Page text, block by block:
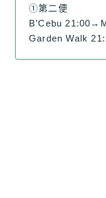
➀第二便
B’Cebu
Garden Walk